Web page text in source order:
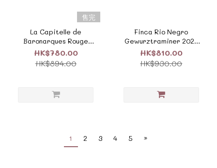
售完
La Capitelle de
Baronarques Rouge
2017 副牌《ZTF370》
HK$780.00
HK$894.00
Finca Rio Negro
Gewurztraminer 2024
西班牙黑河酒莊瓊瑤漿
《SP058C》
HK$810.00
HK$930.00
1 2 3 4 5 »